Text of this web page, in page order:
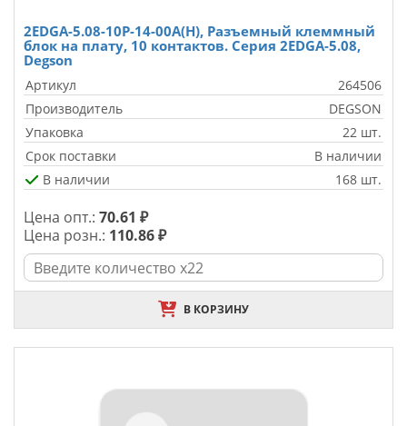
2EDGA-5.08-10P-14-00A(H), Разъемный клеммный
блок на плату, 10 контактов. Серия 2EDGA-5.08,
Degson
Артикул
264506
Производитель
DEGSON
Упаковка
22 шт.
Срок поставки
В наличии
В наличии
168 шт.
Цена опт.: 70.61 ₽
Цена розн.: 110.86 ₽
В КОРЗИНУ